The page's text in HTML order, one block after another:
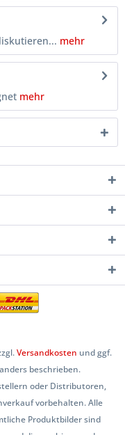
mehr
mehr
Versandkosten und ggf.
beschrieben.
oder Distributoren,
vorbehalten. Alle
Produktbilder sind